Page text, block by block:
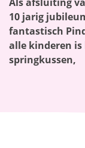
10 jarig
fantastisch
alle kinderen is
springkussen,